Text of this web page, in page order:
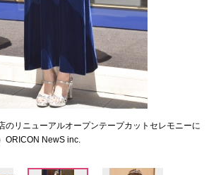
のリニューアルオープンテープカットセレモニーに
ORICON NewS inc.